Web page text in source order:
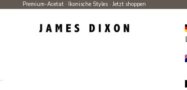
Premium-Acetat · Ikonische Styles · Jetzt shoppen
James Dixon